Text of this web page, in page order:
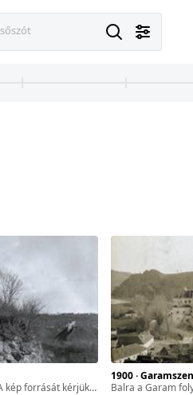
Karafiáth Jenő iratai / Szekfű András adománya
1900 ·
balra a Garam folyó, jobbra a bencés apátsági templom és